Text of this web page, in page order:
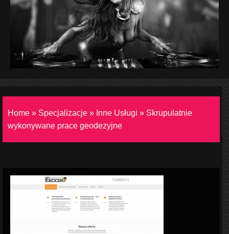
Home » Specjalizacje » Inne Usługi » Skrupulatnie
wykonywane prace geodezyjne